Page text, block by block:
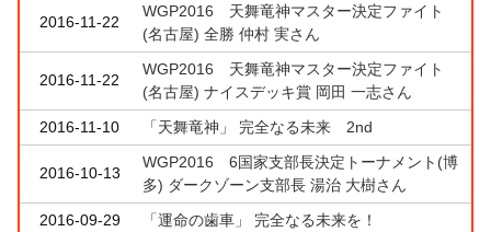
2016-11-22
WGP2016 天舞竜神マスター決定ファイト
(名古屋) 全勝 仲村 実さん
2016-11-22
WGP2016 天舞竜神マスター決定ファイト
(名古屋) ナイスデッキ賞 岡田 一志さん
2016-11-10
「天舞竜神」 完全なる未来 2nd
2016-10-13
WGP2016 6国家支部長決定トーナメント(博
多) ダークゾーン支部長 湯治 大樹さん
2016-09-29
「運命の歯車」 完全なる未来を！